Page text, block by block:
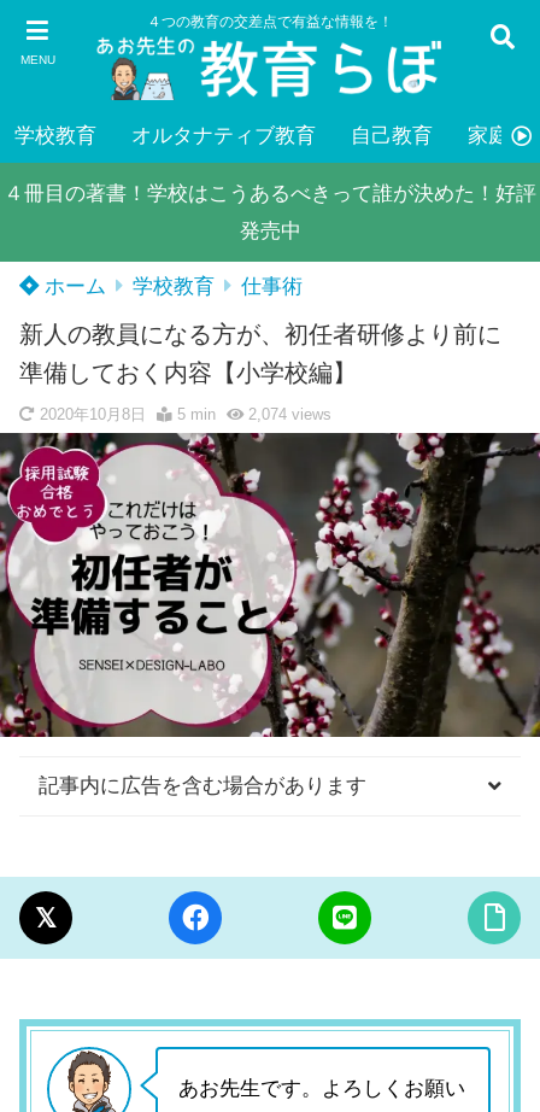
MENU
４つの教育の交差点で有益な情報を！
学校教育 オルタナティブ教育 自己教育 家庭教
４冊目の著書！学校はこうあるべきって誰が決めた！好評
発売中
ホーム 学校教育 仕事術
新人の教員になる方が、初任者研修より前に
準備しておく内容【小学校編】
2020年10月8日 5 min 2,074views
記事内に広告を含む場合があります
あお先生です。よろしくお願い